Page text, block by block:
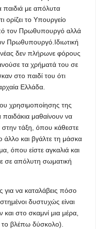
παιδιά με απόλυτα
ορίζει το Υπουργείο
τον Πρωθυπουργό αλλά
Πρωθυπουργό.Ιδιωτική
δεν πλήρωνε φόρους
τα χρήματά του σε
στο παιδί του ότι
Ελλάδα.
χρησιμοποίησης της
μαθαίνουν να
στην τάξη, όπου κάθεστε
άλλο και βγάλτε τη μάσκα
όπου είστε αγκαλιά και
σε απόλυτη σωματική
για να καταλάβεις πόσο
δυστυχώς είναι
στο σκαμνί μια μέρα,
το βλέπω δύσκολο).